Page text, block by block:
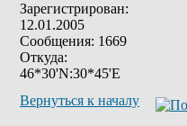
Зарегистрирован:
12.01.2005
Сообщения: 1669
Откуда:
46*30'N:30*45'E
Вернуться к началу